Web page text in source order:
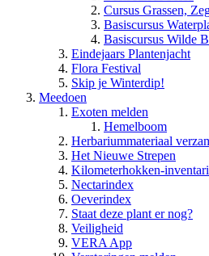
Cursus Grassen,
Basiscursus
Basiscursus Wilde
Eindejaars Plantenjacht
Flora Festival
Skip je Winterdip!
Meedoen
Exoten melden
Hemelboom
Herbariummateriaal
Het Nieuwe Strepen
Kilometerhokken-
Nectarindex
Oeverindex
Staat deze plant er nog?
Veiligheid
VERA App